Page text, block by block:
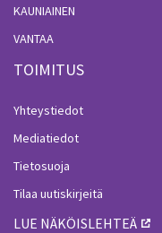
KAUNIAINEN
VANTAA
TOIMITUS
Yhteystiedot
Mediatiedot
Tietosuoja
Tilaa uutiskirjeitä
LUE NÄKÖISLEHTEÄ